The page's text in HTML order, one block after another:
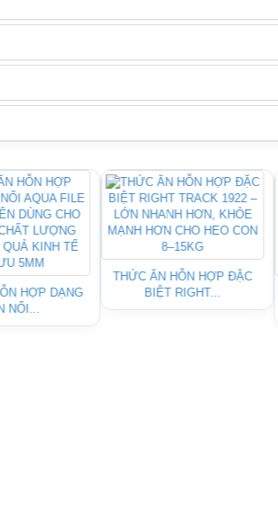
HỢP DẠNG
NỔI...
THỨC ĂN HỖN HỢP ĐẶC
BIỆT RIGHT...